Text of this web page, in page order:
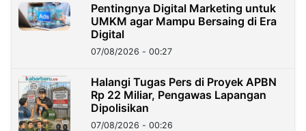
Pentingnya Digital Marketing untuk
UMKM agar Mampu Bersaing di Era
Digital
07/08/2026 - 00:27
Halangi Tugas Pers di Proyek APBN
Rp 22 Miliar, Pengawas Lapangan
Dipolisikan
07/08/2026 - 00:26